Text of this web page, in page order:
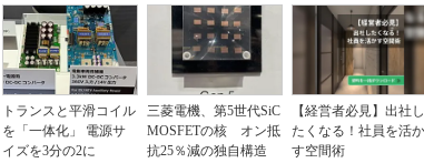
トランスと平滑コイル
を「一体化」 電源サ
イズを3分の2に
三菱電機、第5世代SiC
MOSFETの核 オン抵
抗25％減の独自構造
【経営者必見】出社し
たくなる！社員を活か
す空間術